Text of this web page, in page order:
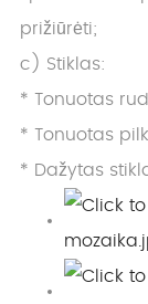
prižiūrėti;
c) Stiklas:
* Tonuotas
* Tonuotas
* Dažytas